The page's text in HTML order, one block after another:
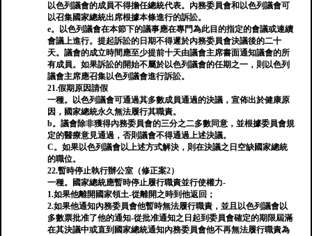
以色列議會的成員不得擔任總統代表。內務委員會和以色列議會可
以召集國家總統出席根據本條進行的訴訟。
e。以色列議會在本節下的議事應在專門為此目的指定的會議或連續
會議上進行。提起訴訟的日期不得遲於內務委員會決議後的二十
天。議會的成立時間應至少提前十天由議會主席書面通知議會的所
有成員。如果訴訟的開始不屬於以色列議會的任期之一，則以色列
議會主席應召集以色列議會進行訴訟。
21.假期原因請假
一種。以色列議會可通過其多數成員通過的決議，宣佈出於健康原
因，國家總統永久無法履行其職責。
b。議會除非獲得內務委員會的三分之二多數同意，並根據委員會規
定的醫療意見通過，否則議會不得通過上述決議。
C。如果以色列議會以上述方式解決，則在決議之日空缺國家總統
的職位。
22.暫時停止執行辦公室（修正案2）
一種。國家總統應暫時停止履行職責並行使權力-
1.如果他離開國家領土-從離開之時到他返回；
2.如果他通知內務委員會他暫時無法履行職責，並且以色列議會以
多數票批准了他的通知-從批准通知之日起到委員會確定的期限屆滿
在其決議中或直到國家總統通知內務委員會他不再無法履行職責為